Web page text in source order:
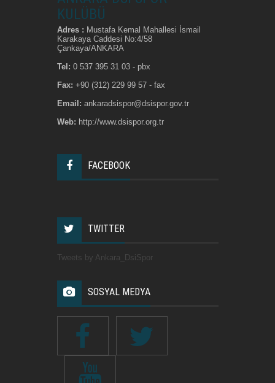
KULÜBÜ
Adres : Mustafa Kemal Mahallesi İsmail
Karakaya Caddesi No:4/58
Çankaya/ANKARA
Tel: 0 537 395 31 03 - pbx
Fax: +90 (312) 229 99 57 - fax
Email: ankaradsispor@dsispor.gov.tr
Web: http://www.dsispor.org.tr
FACEBOOK
TWITTER
Tweets by Ankara_DsiSpor
SOSYAL MEDYA